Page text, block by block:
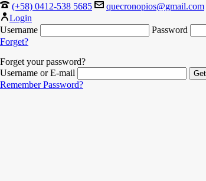
(+58) 0412-538 5685 quecronopios@gmail.com
Login
Username
Password
Forget?
Forget your password?
Username or E-mail
Remember Password?